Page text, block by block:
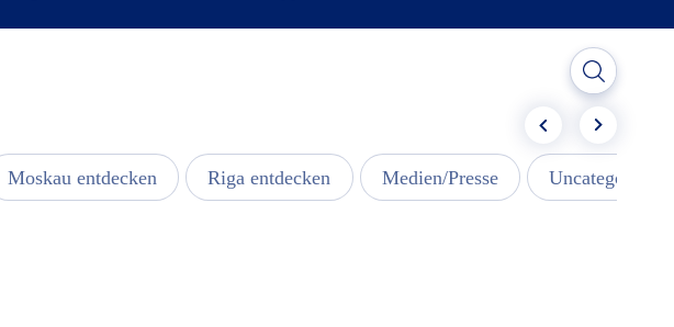
Moskau entdecken Riga entdecken Medien/Presse Uncategorized